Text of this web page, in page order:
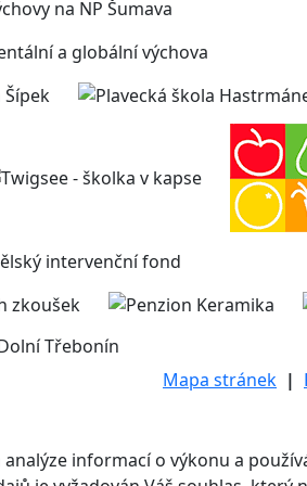
Třebonín
Mapa stránek |
informací o výkonu a